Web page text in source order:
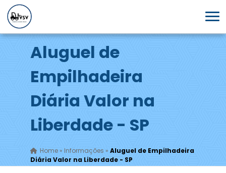
Aluguel de
Empilhadeira
Diária Valor na
Liberdade - SP
Home» Informações » Aluguel de Empilhadeira
Diária Valor na Liberdade - SP